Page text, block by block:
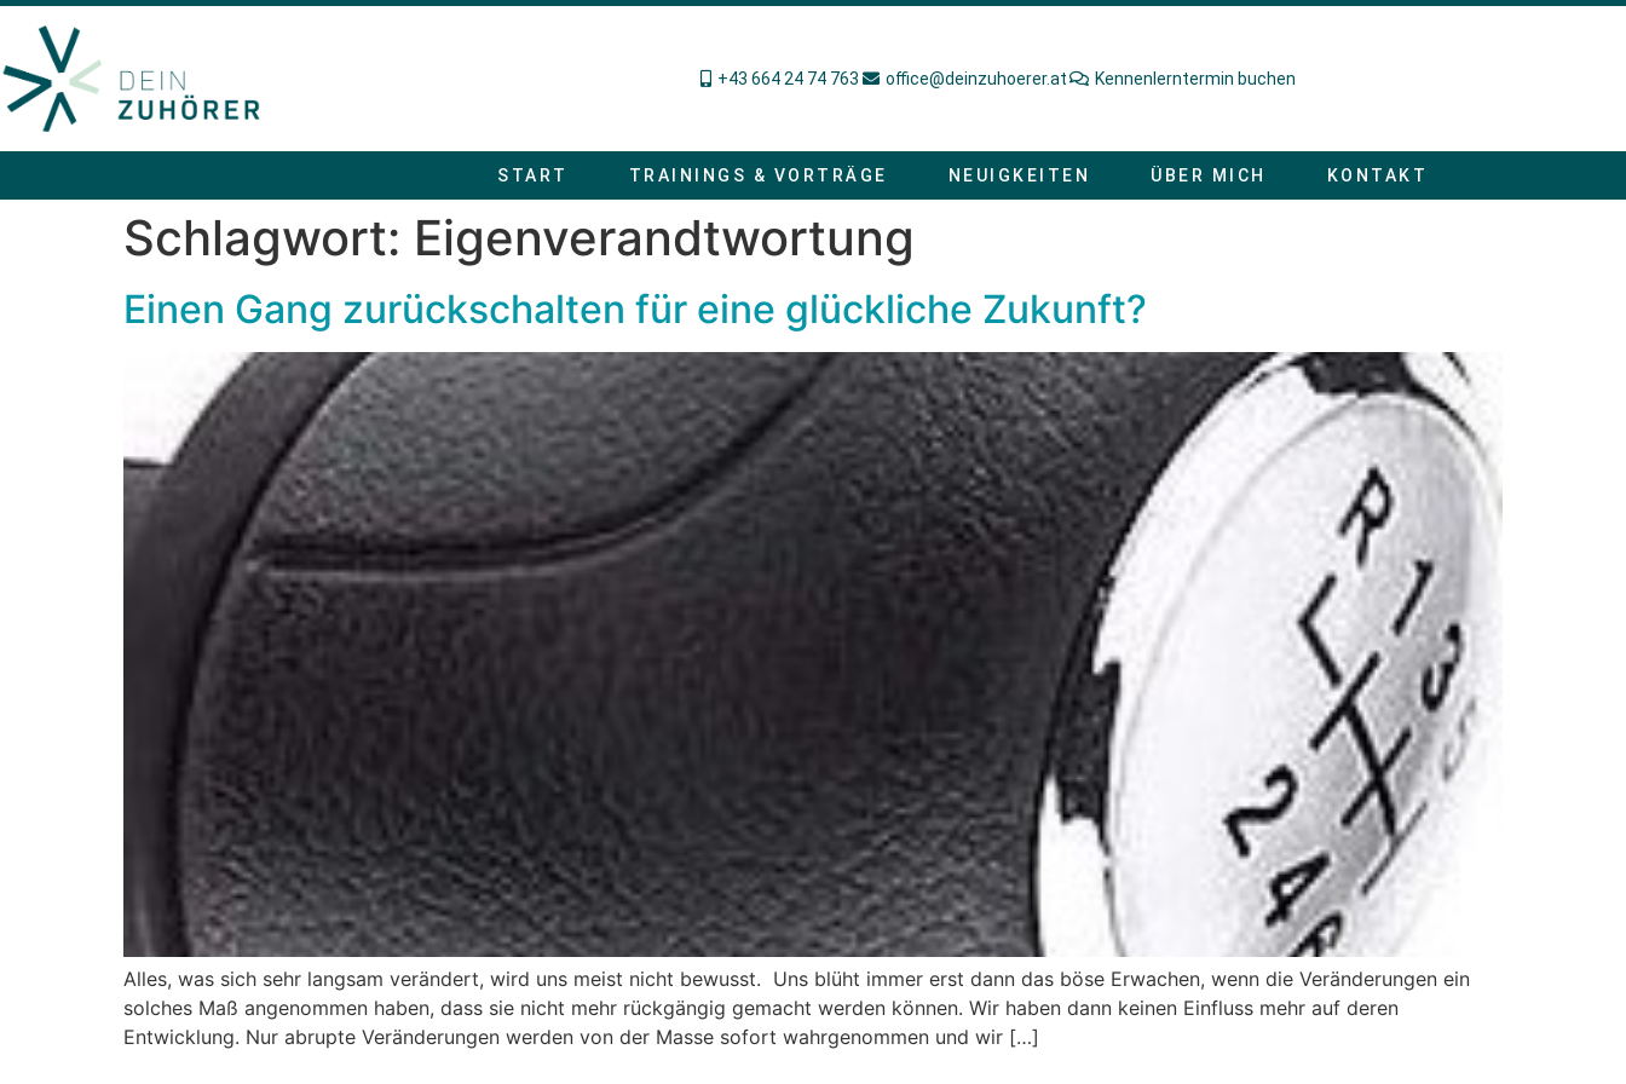
+43 664 24 74 763 office@deinzuhoerer.at Kennenlerntermin buchen
START TRAININGS & VORTRÄGE NEUIGKEITEN ÜBER MICH KONTAKT
Schlagwort: Eigenverandtwortung
Einen Gang zurückschalten für eine glückliche Zukunft?
Alles, was sich sehr langsam verändert, wird uns meist nicht bewusst. Uns blüht immer erst dann das böse Erwachen, wenn die Veränderungen ein
solches Maß angenommen haben, dass sie nicht mehr rückgängig gemacht werden können. Wir haben dann keinen Einfluss mehr auf deren
Entwicklung. Nur abrupte Veränderungen werden von der Masse sofort wahrgenommen und wir […]